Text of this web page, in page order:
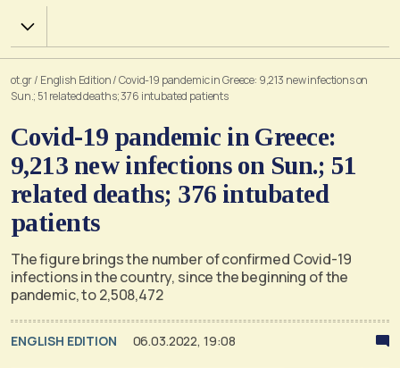
Χ.Α.
ot.gr/ English Edition/Covid-19 pandemic in Greece: 9,213 new infections on
Sun.; 51 related deaths; 376 intubated patients
Covid-19 pandemic in Greece:
9,213 new infections on Sun.; 51
related deaths; 376 intubated
patients
The figure brings the number of confirmed Covid-19
infections in the country, since the beginning of the
pandemic, to 2,508,472
ENGLISH EDITION 06.03.2022, 19:08